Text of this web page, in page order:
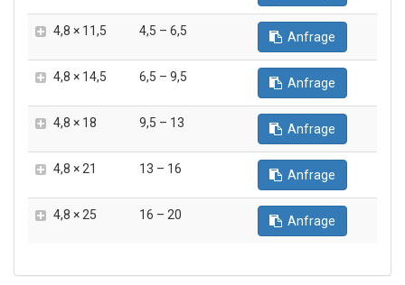
4,8 × 11,5 4,5 – 6,5 Anfrage
4,8 × 14,5 6,5 – 9,5 Anfrage
4,8 × 18 9,5 – 13 Anfrage
4,8 × 21 13 – 16 Anfrage
4,8 × 25 16 – 20 Anfrage